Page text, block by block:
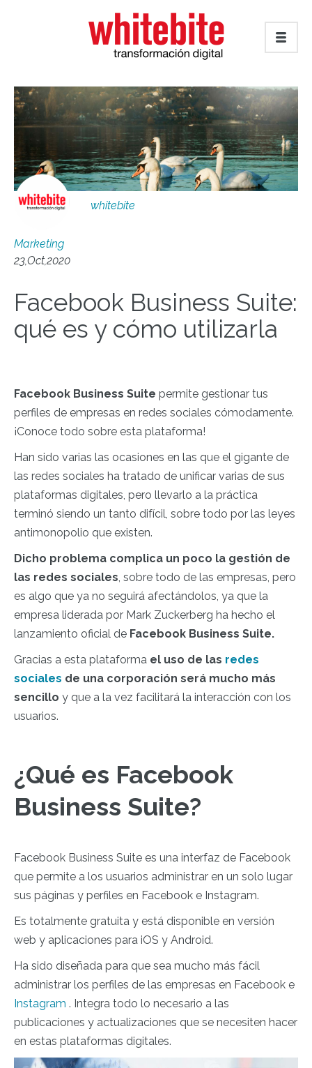
whitebite
Marketing
23,Oct,2020
Facebook Business Suite:
qué es y cómo utilizarla
Facebook Business Suite permite gestionar tus
perfiles de empresas en redes sociales cómodamente.
¡Conoce todo sobre esta plataforma!
Han sido varias las ocasiones en las que el gigante de
las redes sociales ha tratado de unificar varias de sus
plataformas digitales, pero llevarlo a la práctica
terminó siendo un tanto difícil, sobre todo por las leyes
antimonopolio que existen.
Dicho problema complica un poco la gestión de
las redes sociales, sobre todo de las empresas, pero
es algo que ya no seguirá afectándolos, ya que la
empresa liderada por Mark Zuckerberg ha hecho el
lanzamiento oficial de Facebook Business Suite.
Gracias a esta plataforma el uso de las redes
sociales de una corporación será mucho más
sencillo y que a la vez facilitará la interacción con los
usuarios.
¿Qué es Facebook
Business Suite?
Facebook Business Suite es una interfaz de Facebook
que permite a los usuarios administrar en un solo lugar
sus páginas y perfiles en Facebook e Instagram.
Es totalmente gratuita y está disponible en versión
web y aplicaciones para iOS y Android.
Ha sido diseñada para que sea mucho más fácil
administrar los perfiles de las empresas en Facebook e
Instagram . Integra todo lo necesario a las
publicaciones y actualizaciones que se necesiten hacer
en estas plataformas digitales.